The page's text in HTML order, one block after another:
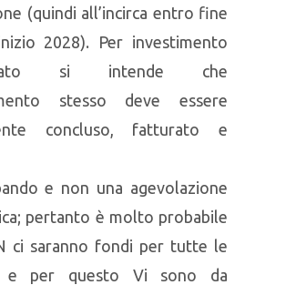
(quindi all’incirca entro fine
2028). Per investimento
si intende che
stesso deve essere
concluso, fatturato e
e non una agevolazione
pertanto è molto probabile
ci saranno fondi per tutte le
e per questo Vi sono da